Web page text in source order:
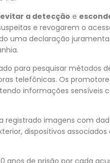
evitar a detecção e
e revogarem o
uma declaração
para pesquisar métodos
telefônicas. Os
informações sensíveis
registrado imagens com
dispositivos associados
anos de prisão por cada